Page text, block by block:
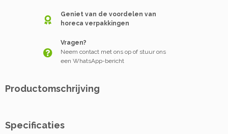
Geniet van de voordelen van
horeca verpakkingen
Vragen?
Neem contact met ons op of stuur ons
een WhatsApp-bericht
Productomschrijving
Specificaties